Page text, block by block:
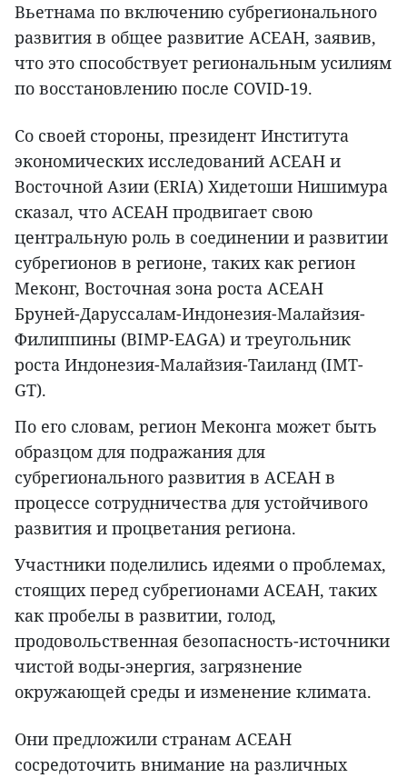
Вьетнама по включению субрегионального
развития в общее развитие АСЕАН, заявив,
что это способствует региональным усилиям
по восстановлению после COVID-19.
Со своей стороны, президент Института
экономических исследований АСЕАН и
Восточной Азии (ERIA) Хидетоши Нишимура
сказал, что АСЕАН продвигает свою
центральную роль в соединении и развитии
субрегионов в регионе, таких как регион
Меконг, Восточная зона роста АСЕАН
Бруней-Даруссалам-Индонезия-Малайзия-
Филиппины (BIMP-EAGA) и треугольник
роста Индонезия-Малайзия-Таиланд (IMT-
GT).
По его словам, регион Меконга может быть
образцом для подражания для
субрегионального развития в АСЕАН в
процессе сотрудничества для устойчивого
развития и процветания региона.
Участники поделились идеями о проблемах,
стоящих перед субрегионами АСЕАН, таких
как пробелы в развитии, голод,
продовольственная безопасность-источники
чистой воды-энергия, загрязнение
окружающей среды и изменение климата.
Они предложили странам АСЕАН
сосредоточить внимание на различных